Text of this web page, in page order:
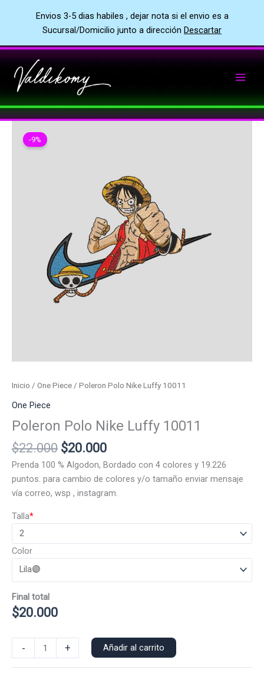
Envios 3-5 dias habiles , dejar nota si el envio es a
Sucursal/Domicilio junto a dirección Descartar
al
contenido
-9%
Inicio / One Piece / Poleron Polo Nike Luffy 10011
One Piece
Poleron Polo Nike Luffy 10011
$22.000 El
precio
original
era:
$20.000El
precio
actual
es:
Prenda 100 % Algodon, Bordado con 4 colores y 19.226
puntos. para cambio de colores y/o tamaño enviar mensaje
vía correo, wsp , instagram.
*
Talla
Color
Final total
$20.000
-
Polo
+ Añadir al carrito